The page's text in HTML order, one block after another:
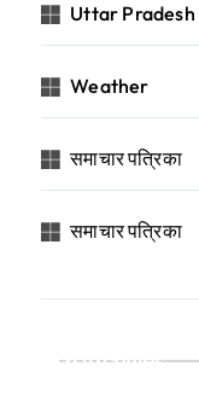
Uttar Pradesh
Weather
समाचार पत्रिका
समाचार पत्रिका
Archives